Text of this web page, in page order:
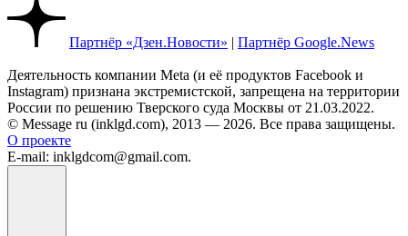
Партнёр «Дзен.Новости» | Партнёр Google.News
Деятельность компании Meta (и её продуктов Facebook и
Instagram) признана экстремистской, запрещена на территории
России по решению Тверского суда Москвы от 21.03.2022.
© Message ru (inklgd.com), 2013 — 2026. Все права защищены.
О проекте
E-mail: inklgdcom@gmail.com.